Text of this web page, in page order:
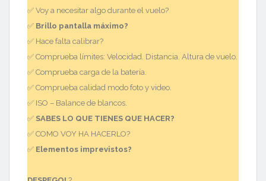
✅ Voy a necesitar algo durante el vuelo?
✅ Brillo pantalla máximo?
✅ Hace falta calibrar?
✅ Comprueba límites: Velocidad. Distancia. Altura de vuelo.
✅ Comprueba carga de la batería.
✅ Comprueba calidad modo foto y video.
✅ ISO – Balance de blancos.
✅ SABES LO QUE TIENES QUE HACER?
✅ COMO VOY HA HACERLO?
✅ Elementos imprevistos?